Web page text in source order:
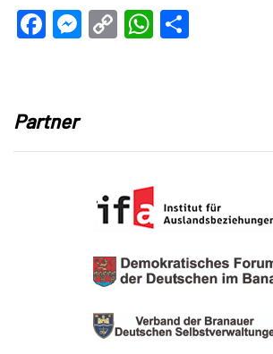
Facebook
Messenger
CopyWhatsApp
Partner